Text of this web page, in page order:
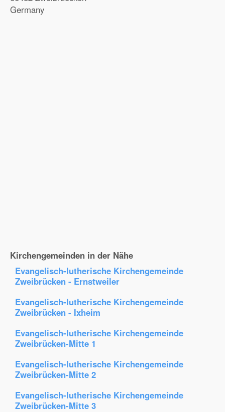
Germany
Kirchengemeinden in der Nähe
Evangelisch-lutherische Kirchengemeinde
Zweibrücken - Ernstweiler
Evangelisch-lutherische Kirchengemeinde
Zweibrücken - Ixheim
Evangelisch-lutherische Kirchengemeinde
Zweibrücken-Mitte 1
Evangelisch-lutherische Kirchengemeinde
Zweibrücken-Mitte 2
Evangelisch-lutherische Kirchengemeinde
Zweibrücken-Mitte 3